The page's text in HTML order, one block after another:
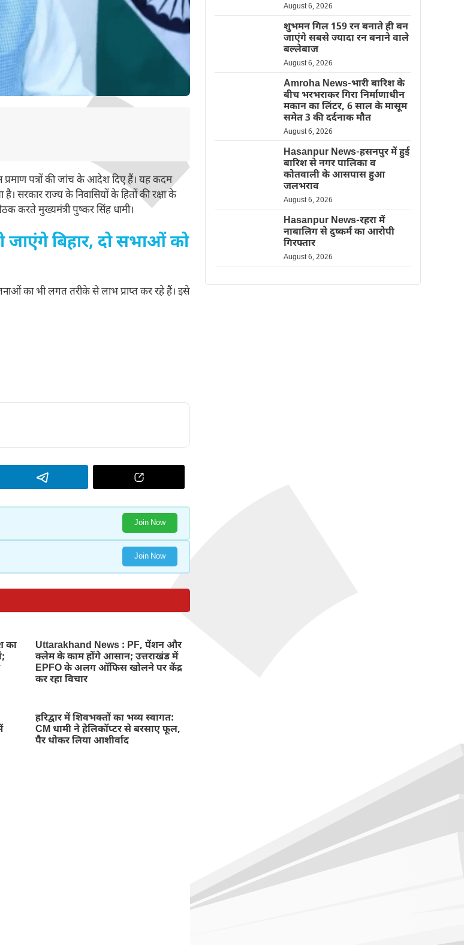
प्रमाण पत्रों की जांच के आदेश दिए हैं। यह कदम
सरकार राज्य के निवासियों के हितों की रक्षा के
करते मुख्यमंत्री पुष्कर सिंह धामी।
बिहार, दो सभाओं को
का भी लगत तरीके से लाभ प्राप्त कर रहे हैं। इसे
Join Now
Join Now
का
Uttarakhand News : PF, पेंशन और
क्लेम के काम होंगे आसान; उत्तराखंड में
EPFO के अलग ऑफिस खोलने पर केंद्र
कर रहा विचार
हरिद्वार में शिवभक्तों का भव्य स्वागत:
CM धामी ने हेलिकॉप्टर से बरसाए फूल,
पैर धोकर लिया आशीर्वाद
August 6, 2026
शुभमन गिल 159 रन बनाते ही बन
जाएंगे सबसे ज्यादा रन बनाने वाले
बल्लेबाज
August 6, 2026
Amroha News-भारी बारिश के
बीच भरभराकर गिरा निर्माणाधीन
मकान का लिंटर, 6 साल के मासूम
समेत 3 की दर्दनाक मौत
August 6, 2026
Hasanpur News-हसनपुर में हुई
बारिश से नगर पालिका व
कोतवाली के आसपास हुआ
जलभराव
August 6, 2026
Hasanpur News-रहरा में
नाबालिग से दुष्कर्म का आरोपी
गिरफ्तार
August 6, 2026